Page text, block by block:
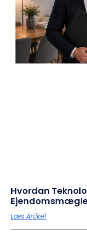
Hvordan
Læs Artikel